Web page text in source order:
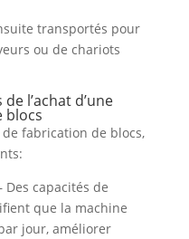
transportés pour
ou de chariots
l’achat d’une
blocs
fabrication de blocs,
Des capacités de
que la machine
jour, améliorer